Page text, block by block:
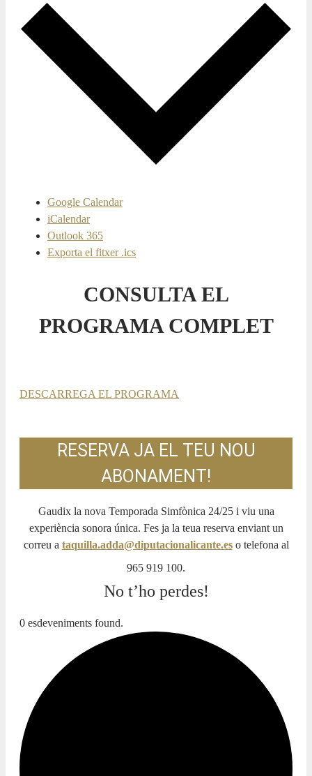
Google Calendar
iCalendar
Outlook 365
Exporta el fitxer .ics
CONSULTA EL
PROGRAMA COMPLET
DESCARREGA EL PROGRAMA
RESERVA JA EL TEU NOU
ABONAMENT!
Gaudix la nova Temporada Simfònica 24/25 i viu una
experiència sonora única. Fes ja la teua reserva enviant un
correu a taquilla.adda@diputacionalicante.eso telefona al
965 919 100.
No t’ho perdes!
0 esdeveniments found.